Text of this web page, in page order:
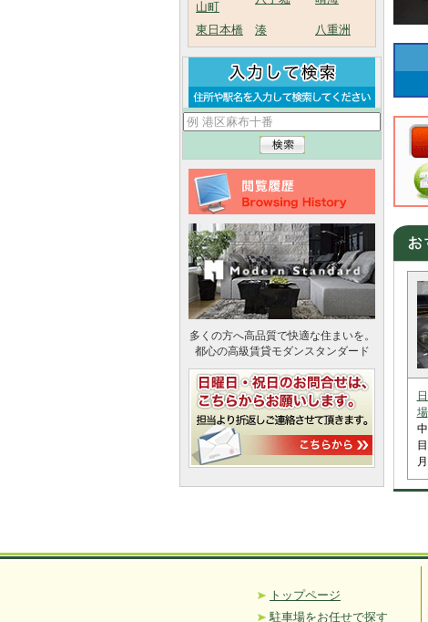
山町
東日本橋 湊 八重洲
多くの方へ高品質で快適な住まいを。
都心の高級賃貸モダンスタンダード
場
目
トップページ
駐車場をお任せで探す